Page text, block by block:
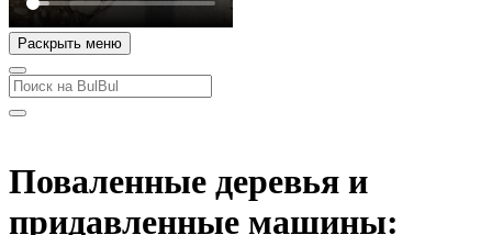
Раскрыть меню
Поваленные деревья и
придавленные машины: